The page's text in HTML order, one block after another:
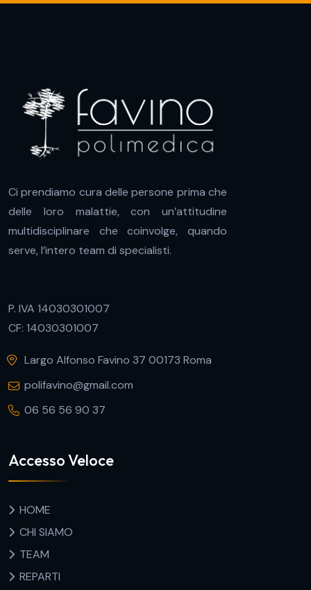
Ci prendiamo cura delle persone prima che
delle loro malattie, con un’attitudine
multidisciplinare che coinvolge, quando
serve, l’intero team di specialisti.
P. IVA 14030301007
CF: 14030301007
Largo Alfonso Favino 37 00173 Roma
polifavino@gmail.com
06 56 56 90 37
Accesso Veloce
HOME
CHI SIAMO
TEAM
REPARTI